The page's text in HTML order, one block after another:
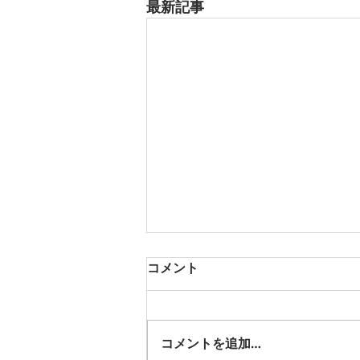
最新記事
8月17日 大府市
夏用ふとんレンタルご予約いただ
す。愛知ふとんレンタル ねむり
や
コメント
コメントを追加…